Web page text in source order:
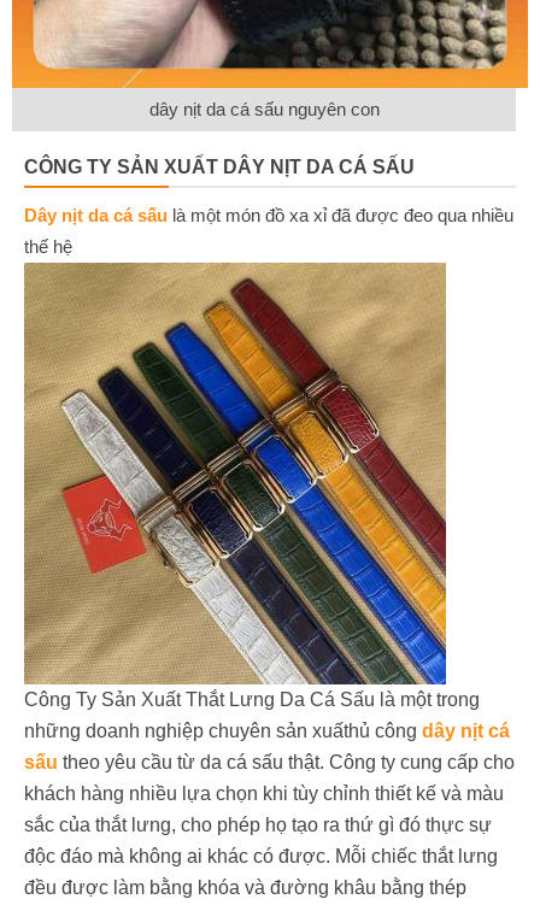
dây nịt da cá sấu nguyên con
CÔNG TY SẢN XUẤT DÂY NỊT DA CÁ SẤU
Dây nịt da cá sấu là một món đồ xa xỉ đã được đeo qua nhiều
thế hệ
Công Ty Sản Xuất Thắt Lưng Da Cá Sấu là một trong
những doanh nghiệp chuyên sản xuấthủ công dây nịt cá
sấu theo yêu cầu từ da cá sấu thật. Công ty cung cấp cho
khách hàng nhiều lựa chọn khi tùy chỉnh thiết kế và màu
sắc của thắt lưng, cho phép họ tạo ra thứ gì đó thực sự
độc đáo mà không ai khác có được. Mỗi chiếc thắt lưng
đều được làm bằng khóa và đường khâu bằng thép